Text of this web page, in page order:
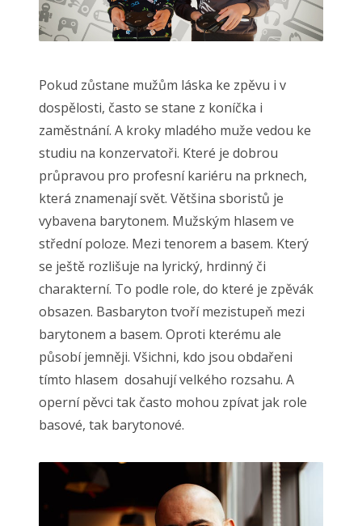
Pokud zůstane mužům láska ke zpěvu i v
dospělosti, často se stane z koníčka i
zaměstnání. A kroky mladého muže vedou ke
studiu na konzervatoři. Které je dobrou
průpravou pro profesní kariéru na prknech,
která znamenají svět. Většina sboristů je
vybavena barytonem. Mužským hlasem ve
střední poloze. Mezi tenorem a basem. Který
se ještě rozlišuje na lyrický, hrdinný či
charakterní. To podle role, do které je zpěvák
obsazen. Basbaryton tvoří mezistupeň mezi
barytonem a basem. Oproti kterému ale
působí jemněji. Všichni, kdo jsou obdařeni
tímto hlasem dosahují velkého rozsahu. A
operní pěvci tak často mohou zpívat jak role
basové, tak barytonové.